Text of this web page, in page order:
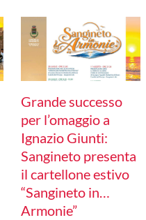
Grande successo
per l’omaggio a
Ignazio Giunti:
Sangineto presenta
il cartellone estivo
“Sangineto in…
Armonie”